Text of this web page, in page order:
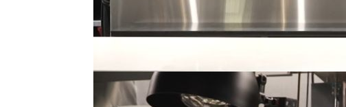
[속보]종합특검, '계엄 수용공간 확보' 신용해 前교정본부장 기소
외신들도 주목한 韓축구 파문…"국민적 공분에 수사 재개"
[속보]규제합리화위원회 부위원장에 김태유 서울대 공대 교수…이병
[속보]국힘 윤리위, '돌려차기 발언' 진종오·서범수 징계 절차 개시